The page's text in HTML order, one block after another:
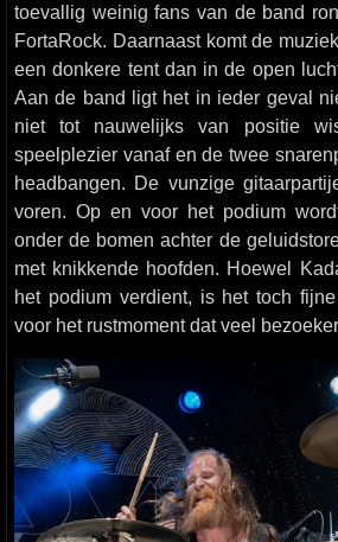
toevallig weinig fans van de band
FortaRock. Daarnaast komt de
een donkere tent dan in de open
Aan de band ligt het in ieder geval
niet tot nauwelijks van positie
speelplezier vanaf en de twee
headbangen. De vunzige
voren. Op en voor het podium
onder de bomen achter de
met knikkende hoofden. Hoewel
het podium verdient, is het toch
voor het rustmoment dat veel